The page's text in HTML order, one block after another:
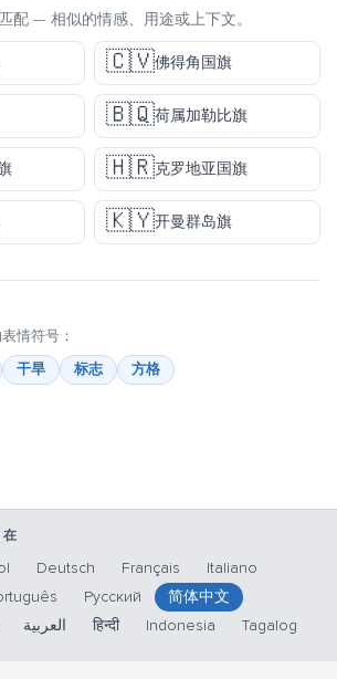
配 — 相似的情感、用途或上下文。
🇨🇻佛得角国旗
🇧🇶荷属加勒比旗
🇭🇷克罗地亚国旗
🇰🇾开曼群岛旗
情符号：
干旱 标志 方格
在
Deutsch Français
Italiano
Русский
简体中文
العربية हिन्दी Indonesia Tagalog